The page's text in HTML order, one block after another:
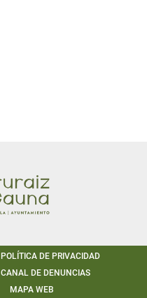
POLÍTICA DE PRIVACIDAD
CANAL DE DENUNCIAS
MAPA WEB